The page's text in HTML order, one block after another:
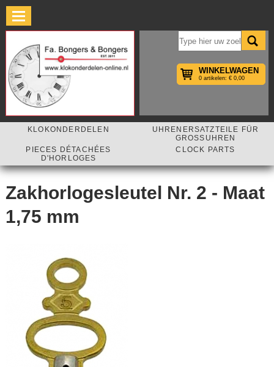
WINKELWAGEN
0 artikelen: € 0,00
KLOKONDERDELEN
UHRENERSATZTEILE FÜR
GROSSUHREN
PIECES DÉTACHÉES
D'HORLOGES
CLOCK PARTS
Zakhorlogesleutel Nr. 2 - Maat
1,75 mm